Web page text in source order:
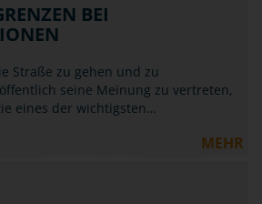
BEI
Straße zu gehen und zu
seine Meinung zu vertreten,
eines der wichtigsten…
MEHR